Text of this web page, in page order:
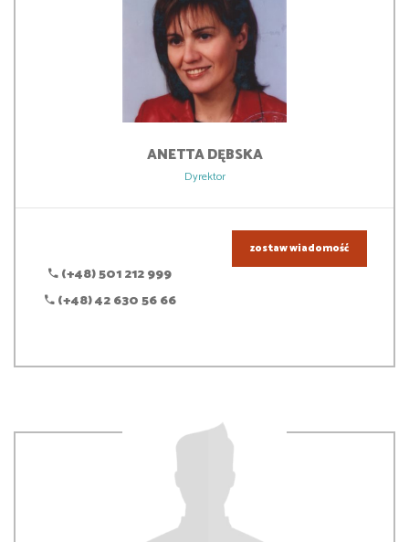
ANETTADĘBSKA
Dyrektor
(+48) 501 212 999
(+48) 42 630 56 66
zostaw wiadomość